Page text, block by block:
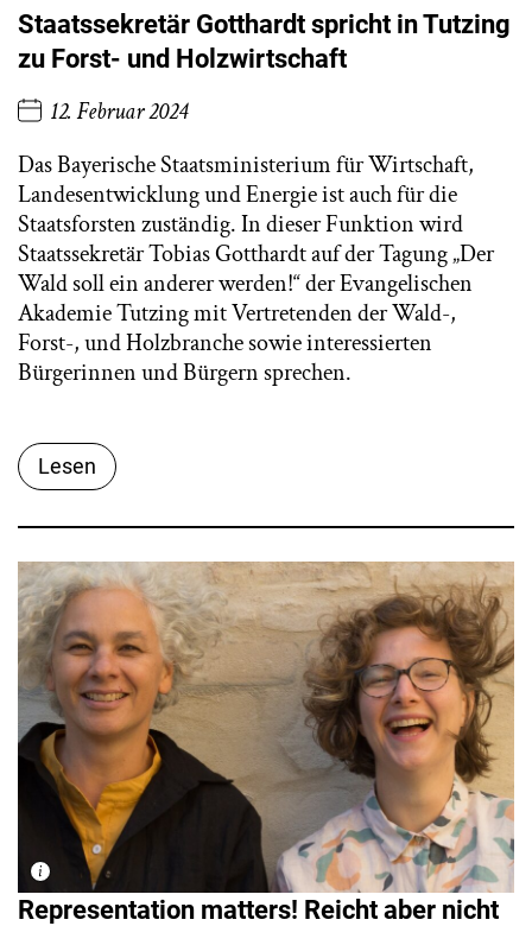
Staatssekretär Gotthardt spricht in Tutzing
zu Forst- und Holzwirtschaft
12. Februar 2024
Das Bayerische Staatsministerium für Wirtschaft,
Landesentwicklung und Energie ist auch für die
Staatsforsten zuständig. In dieser Funktion wird
Staatssekretär Tobias Gotthardt auf der Tagung „Der
Wald soll ein anderer werden!“ der Evangelischen
Akademie Tutzing mit Vertretenden der Wald-,
Forst-, und Holzbranche sowie interessierten
Bürgerinnen und Bürgern sprechen.
Lesen
Representation matters! Reicht aber nicht